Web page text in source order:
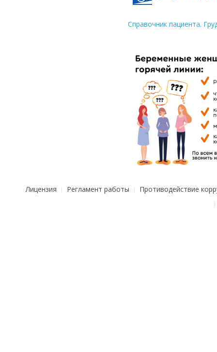
Справочник пациента.
Лицензия Регламент работы Противодействие